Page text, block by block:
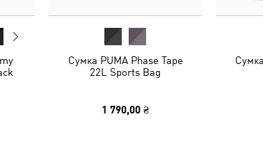
Сумка PUMA Phase Tape
22L Sports Bag
1 790,00 ₴